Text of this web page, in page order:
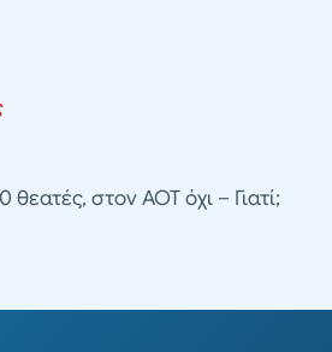
στον ΑΟΤ όχι – Γιατί;